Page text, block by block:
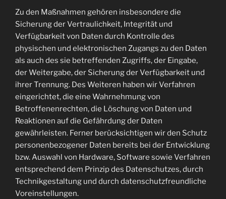
Zu den Maßnahmen gehören insbesondere die
Sicherung der Vertraulichkeit, Integrität und
Verfügbarkeit von Daten durch Kontrolle des
physischen und elektronischen Zugangs zu den Daten
als auch des sie betreffenden Zugriffs, der Eingabe,
der Weitergabe, der Sicherung der Verfügbarkeit und
ihrer Trennung. Des Weiteren haben wir Verfahren
eingerichtet, die eine Wahrnehmung von
Betroffenenrechten, die Löschung von Daten und
Reaktionen auf die Gefährdung der Daten
gewährleisten. Ferner berücksichtigen wir den Schutz
personenbezogener Daten bereits bei der Entwicklung
bzw. Auswahl von Hardware, Software sowie Verfahren
entsprechend dem Prinzip des Datenschutzes, durch
Technikgestaltung und durch datenschutzfreundliche
Voreinstellungen.